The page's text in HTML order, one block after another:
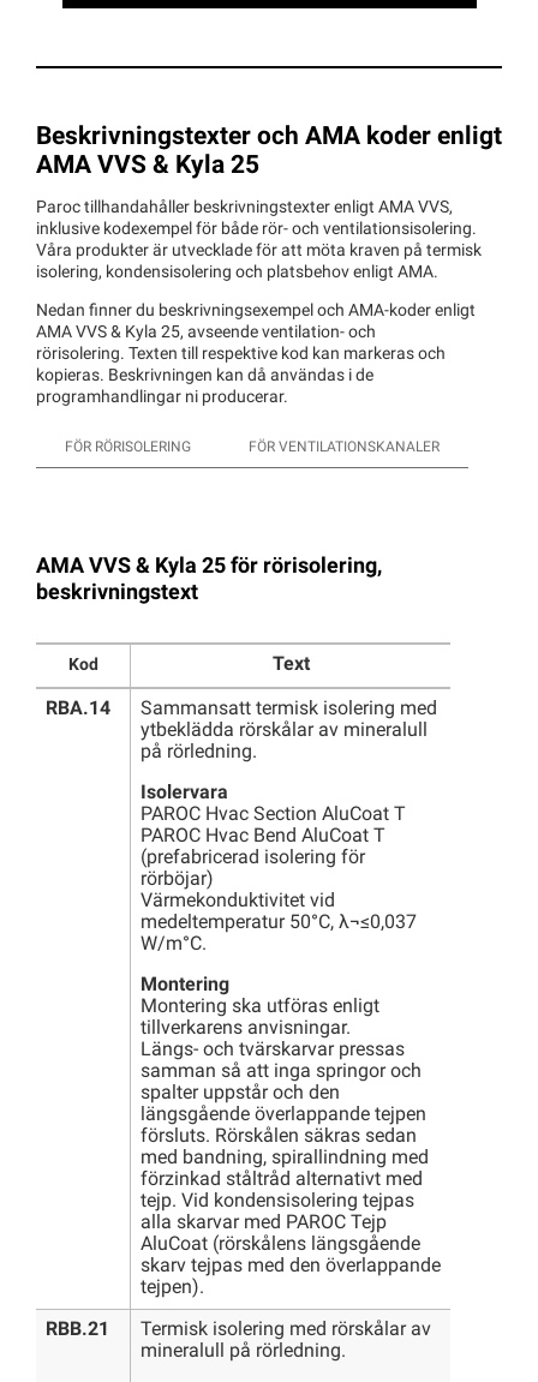
Beskrivningstexter och AMA koder enligt
AMA VVS & Kyla 25
Paroc tillhandahåller beskrivningstexter enligt AMA VVS,
inklusive kodexempel för både rör- och ventilationsisolering.
Våra produkter är utvecklade för att möta kraven på termisk
isolering, kondensisolering och platsbehov enligt AMA.
Nedan finner du beskrivningsexempel och AMA-koder enligt
AMA VVS & Kyla 25, avseende ventilation- och
rörisolering. Texten till respektive kod kan markeras och
kopieras. Beskrivningen kan då användas i de
programhandlingar ni producerar.
FÖR RÖRISOLERING FÖR VENTILATIONSKANALER
AMA VVS & Kyla 25 för rörisolering,
beskrivningstext
Kod Text
RBA.14
Sammansatt termisk isolering med
ytbeklädda rörskålar av mineralull
på rörledning.
Isolervara
PAROC Hvac Section AluCoat T
PAROC Hvac Bend AluCoat T
(prefabricerad isolering för
rörböjar)
Värmekonduktivitet vid
medeltemperatur 50°C, λ¬≤0,037
W/m°C.
Montering
Montering ska utföras enligt
tillverkarens anvisningar.
Längs- och tvärskarvar pressas
samman så att inga springor och
spalter uppstår och den
längsgående överlappande tejpen
försluts. Rörskålen säkras sedan
med bandning, spirallindning med
förzinkad ståltråd alternativt med
tejp. Vid kondensisolering tejpas
alla skarvar med PAROC Tejp
AluCoat (rörskålens längsgående
skarv tejpas med den överlappande
tejpen).
RBB.21
Termisk isolering med rörskålar av
mineralull på rörledning.